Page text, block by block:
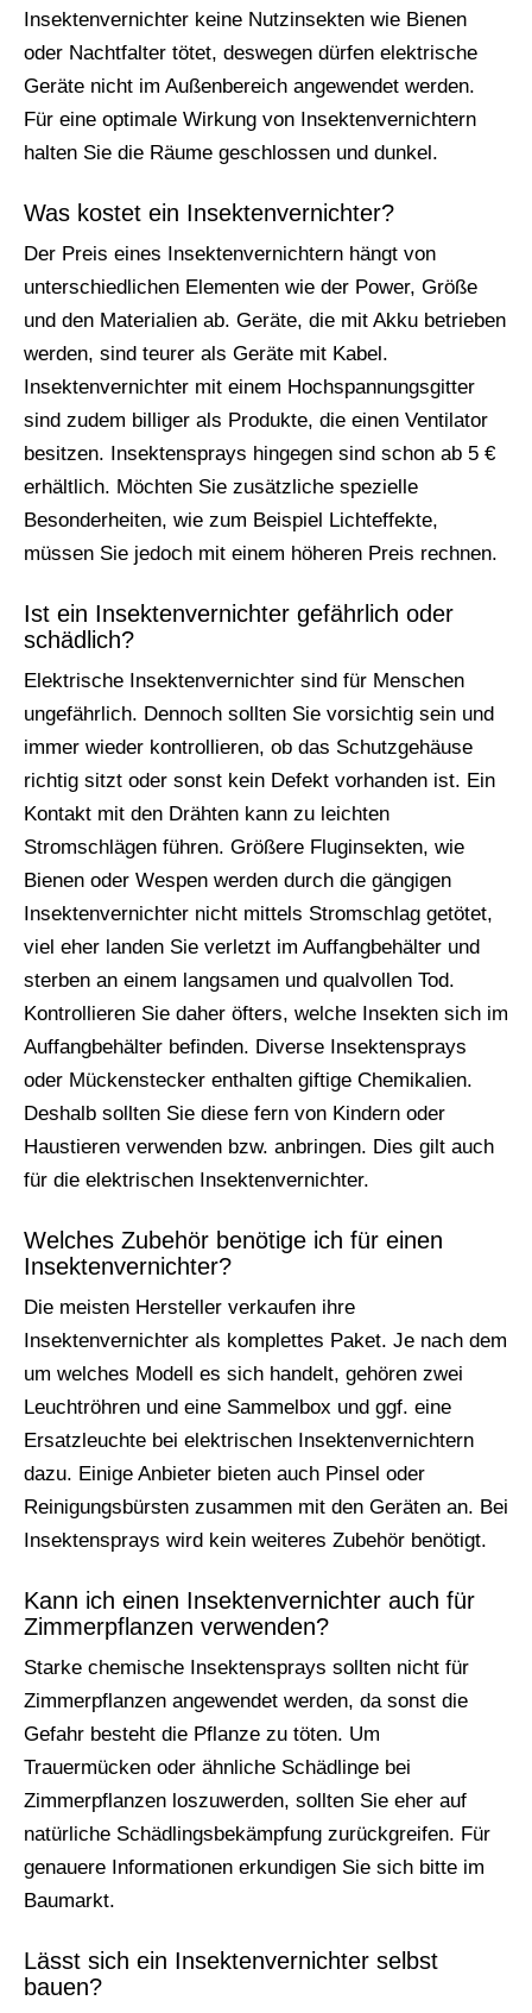
Insektenvernichter keine Nutzinsekten wie Bienen
oder Nachtfalter tötet, deswegen dürfen elektrische
Geräte nicht im Außenbereich angewendet werden.
Für eine optimale Wirkung von Insektenvernichtern
halten Sie die Räume geschlossen und dunkel.
Was kostet ein Insektenvernichter?
Der Preis eines Insektenvernichtern hängt von
unterschiedlichen Elementen wie der Power, Größe
und den Materialien ab. Geräte, die mit Akku betrieben
werden, sind teurer als Geräte mit Kabel.
Insektenvernichter mit einem Hochspannungsgitter
sind zudem billiger als Produkte, die einen Ventilator
besitzen. Insektensprays hingegen sind schon ab 5 €
erhältlich. Möchten Sie zusätzliche spezielle
Besonderheiten, wie zum Beispiel Lichteffekte,
müssen Sie jedoch mit einem höheren Preis rechnen.
Ist ein Insektenvernichter gefährlich oder
schädlich?
Elektrische Insektenvernichter sind für Menschen
ungefährlich. Dennoch sollten Sie vorsichtig sein und
immer wieder kontrollieren, ob das Schutzgehäuse
richtig sitzt oder sonst kein Defekt vorhanden ist. Ein
Kontakt mit den Drähten kann zu leichten
Stromschlägen führen. Größere Fluginsekten, wie
Bienen oder Wespen werden durch die gängigen
Insektenvernichter nicht mittels Stromschlag getötet,
viel eher landen Sie verletzt im Auffangbehälter und
sterben an einem langsamen und qualvollen Tod.
Kontrollieren Sie daher öfters, welche Insekten sich im
Auffangbehälter befinden. Diverse Insektensprays
oder Mückenstecker enthalten giftige Chemikalien.
Deshalb sollten Sie diese fern von Kindern oder
Haustieren verwenden bzw. anbringen. Dies gilt auch
für die elektrischen Insektenvernichter.
Welches Zubehör benötige ich für einen
Insektenvernichter?
Die meisten Hersteller verkaufen ihre
Insektenvernichter als komplettes Paket. Je nach dem
um welches Modell es sich handelt, gehören zwei
Leuchtröhren und eine Sammelbox und ggf. eine
Ersatzleuchte bei elektrischen Insektenvernichtern
dazu. Einige Anbieter bieten auch Pinsel oder
Reinigungsbürsten zusammen mit den Geräten an. Bei
Insektensprays wird kein weiteres Zubehör benötigt.
Kann ich einen Insektenvernichter auch für
Zimmerpflanzen verwenden?
Starke chemische Insektensprays sollten nicht für
Zimmerpflanzen angewendet werden, da sonst die
Gefahr besteht die Pflanze zu töten. Um
Trauermücken oder ähnliche Schädlinge bei
Zimmerpflanzen loszuwerden, sollten Sie eher auf
natürliche Schädlingsbekämpfung zurückgreifen. Für
genauere Informationen erkundigen Sie sich bitte im
Baumarkt.
Lässt sich ein Insektenvernichter selbst
bauen?